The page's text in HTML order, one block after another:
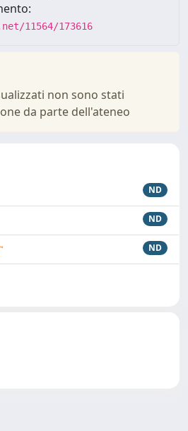
11564/173616
non sono stati
da parte dell'ateneo
ND
ND
ND